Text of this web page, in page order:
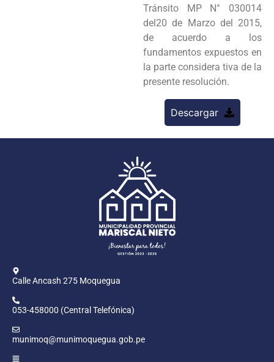
Tránsito MP N° 030014
del20 de Marzo del 2015,
de acuerdo a los
fundamentos expuestos en
la parte considera tiva de la
presente resolución.
Descargar
Calle Ancash 275 Moquegua
053-458000 (Central Telefónica)
munimoq@munimoquegua.gob.pe